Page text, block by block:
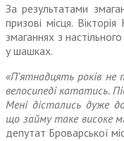
За результатами
призові місця.
змаганнях з
у шашках.
«П’ятнадцять років
велосипеді кататись.
Мені дістались дуже
що займу таке високе
депутат Броварської